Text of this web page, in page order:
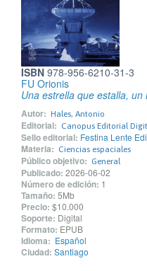
ISBN 978-956-6210-31-3
FU Orionis
Una estrella que estalla,
Autor: Hales, Antonio
Editorial: Canopus Editorial
Sello editorial: Festina Lente
Materia: Ciencias espaciales
Público objetivo: General
Publicado: 2026-06-02
Número de edición: 1
Tamaño: 5Mb
Precio: $10.000
Soporte: Digital
Formato: EPUB
Idioma: Español
Ciudad: Santiago